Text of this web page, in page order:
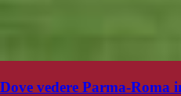
Dove vedere Parma-Roma